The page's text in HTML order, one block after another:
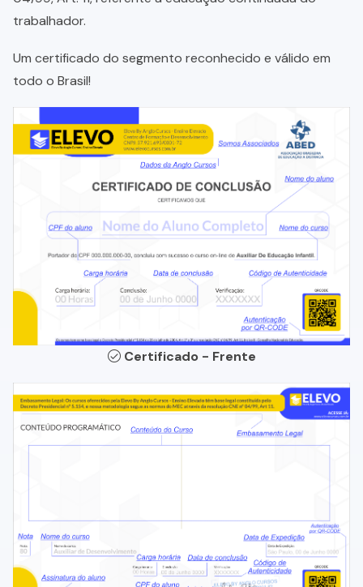
trabalhador.
Um certificado do segmento reconhecido e válido em
todo o Brasil!
Certificado - Frente